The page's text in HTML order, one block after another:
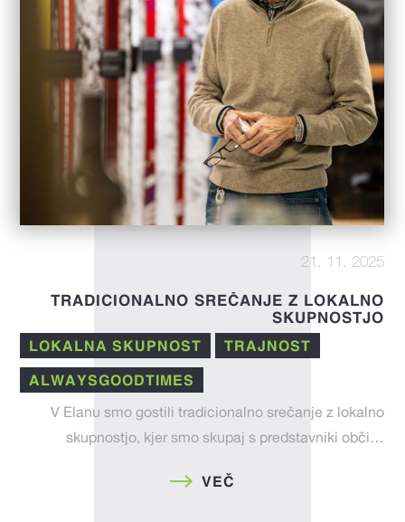
21. 11. 2025
TRADICIONALNO SREČANJE Z LOKALNO
SKUPNOSTJO
LOKALNA SKUPNOST TRAJNOST
ALWAYSGOODTIMES
V Elanu smo gostili tradicionalno srečanje z lokalno
skupnostjo, kjer smo skupaj s predstavniki obči…
VEČ